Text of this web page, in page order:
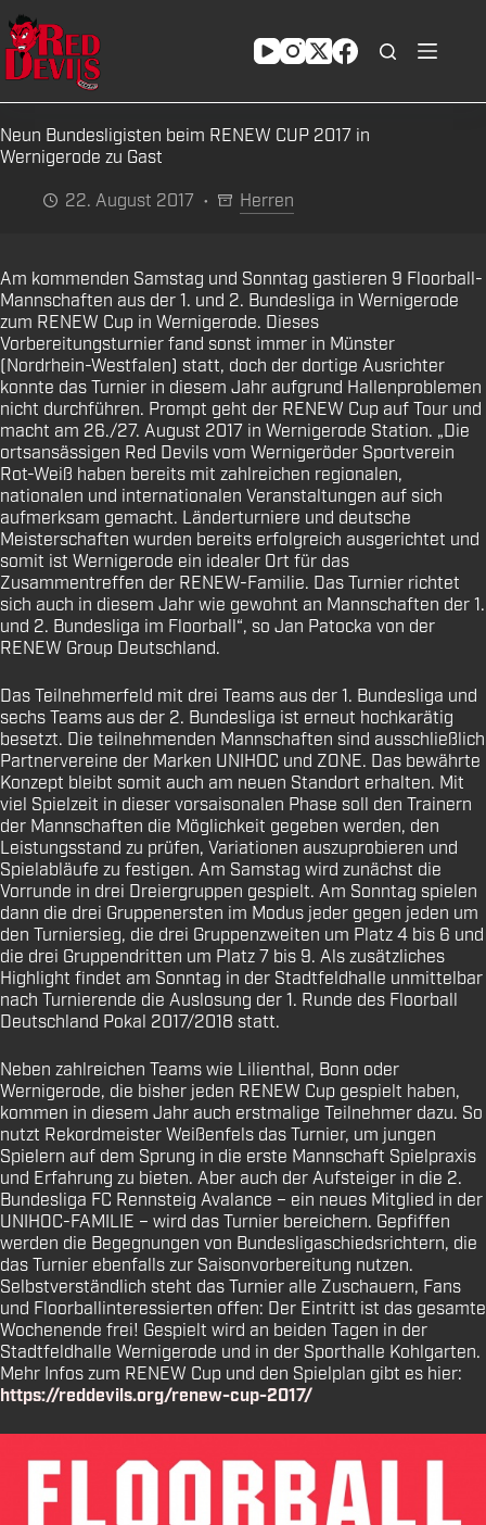
Zum
Inhalt
springen
Neun Bundesligisten beim RENEW CUP 2017 in
Wernigerode zu Gast
22. August 2017
Herren
Am kommenden Samstag und Sonntag gastieren 9 Floorball-
Mannschaften aus der 1. und 2. Bundesliga in Wernigerode
zum RENEW Cup in Wernigerode. Dieses
Vorbereitungsturnier fand sonst immer in Münster
(Nordrhein-Westfalen) statt, doch der dortige Ausrichter
konnte das Turnier in diesem Jahr aufgrund Hallenproblemen
nicht durchführen. Prompt geht der RENEW Cup auf Tour und
macht am 26./27. August 2017 in Wernigerode Station. „Die
ortsansässigen Red Devils vom Wernigeröder Sportverein
Rot-Weiß haben bereits mit zahlreichen regionalen,
nationalen und internationalen Veranstaltungen auf sich
aufmerksam gemacht. Länderturniere und deutsche
Meisterschaften wurden bereits erfolgreich ausgerichtet und
somit ist Wernigerode ein idealer Ort für das
Zusammentreffen der RENEW-Familie. Das Turnier richtet
sich auch in diesem Jahr wie gewohnt an Mannschaften der 1.
und 2. Bundesliga im Floorball“, so Jan Patocka von der
RENEW Group Deutschland.
Das Teilnehmerfeld mit drei Teams aus der 1. Bundesliga und
sechs Teams aus der 2. Bundesliga ist erneut hochkarätig
besetzt. Die teilnehmenden Mannschaften sind ausschließlich
Partnervereine der Marken UNIHOC und ZONE. Das bewährte
Konzept bleibt somit auch am neuen Standort erhalten. Mit
viel Spielzeit in dieser vorsaisonalen Phase soll den Trainern
der Mannschaften die Möglichkeit gegeben werden, den
Leistungsstand zu prüfen, Variationen auszuprobieren und
Spielabläufe zu festigen. Am Samstag wird zunächst die
Vorrunde in drei Dreiergruppen gespielt. Am Sonntag spielen
dann die drei Gruppenersten im Modus jeder gegen jeden um
den Turniersieg, die drei Gruppenzweiten um Platz 4 bis 6 und
die drei Gruppendritten um Platz 7 bis 9. Als zusätzliches
Highlight findet am Sonntag in der Stadtfeldhalle unmittelbar
nach Turnierende die Auslosung der 1. Runde des Floorball
Deutschland Pokal 2017/2018 statt.
Neben zahlreichen Teams wie Lilienthal, Bonn oder
Wernigerode, die bisher jeden RENEW Cup gespielt haben,
kommen in diesem Jahr auch erstmalige Teilnehmer dazu. So
nutzt Rekordmeister Weißenfels das Turnier, um jungen
Spielern auf dem Sprung in die erste Mannschaft Spielpraxis
und Erfahrung zu bieten. Aber auch der Aufsteiger in die 2.
Bundesliga FC Rennsteig Avalance – ein neues Mitglied in der
UNIHOC-FAMILIE – wird das Turnier bereichern. Gepfiffen
werden die Begegnungen von Bundesligaschiedsrichtern, die
das Turnier ebenfalls zur Saisonvorbereitung nutzen.
Selbstverständlich steht das Turnier alle Zuschauern, Fans
und Floorballinteressierten offen: Der Eintritt ist das gesamte
Wochenende frei! Gespielt wird an beiden Tagen in der
Stadtfeldhalle Wernigerode und in der Sporthalle Kohlgarten.
Mehr Infos zum RENEW Cup und den Spielplan gibt es hier:
https://reddevils.org/renew-cup-2017/